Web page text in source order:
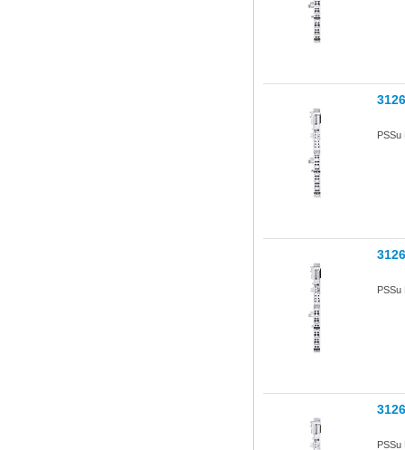
PSSu
PSSu
PSSu